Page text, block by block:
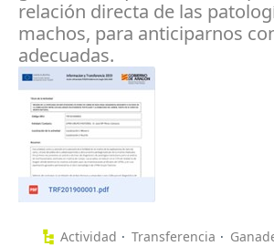
relación directa de las
machos, para anticiparnos
adecuadas.
Actividad Transferencia